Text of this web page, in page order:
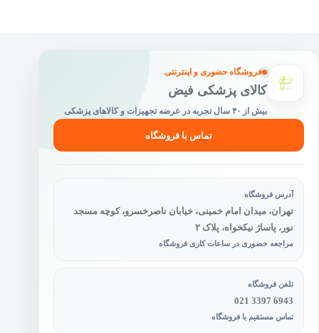
محصول
انتخاب
شوند
فروشگاه حضوری و اینترنتی
کالای پزشکی فیض
بیش از ۴۰ سال تجربه در عرضه تجهیزات و کالاهای پزشکی
تماس با فروشگاه
آدرس فروشگاه
تهران، میدان امام خمینی، خیابان ناصرخسرو، کوچه مسجد
نور، پاساژ نیکخواه، پلاک ۲
مراجعه حضوری در ساعات کاری فروشگاه
تلفن فروشگاه
021 3397 6943
تماس مستقیم با فروشگاه